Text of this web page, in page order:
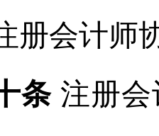
册会计师
条注册会